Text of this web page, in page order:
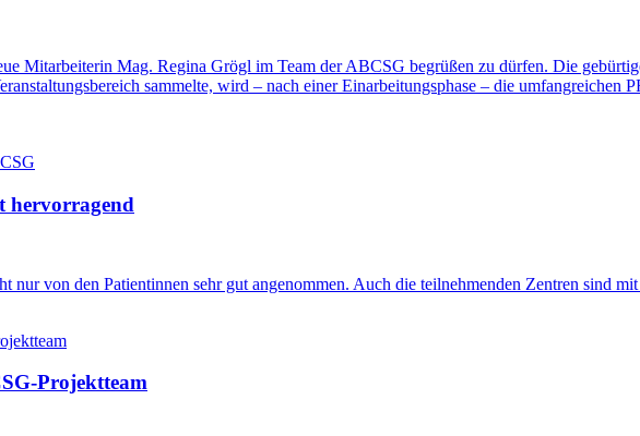
Mitarbeiterin Mag. Regina Grögl im Team der ABCSG begrüßen zu dürfen. Die
sammelte, wird – nach einer Einarbeitungsphase – die
hervorragend
von den Patientinnen sehr gut angenommen. Auch die teilnehmenden Zentren sind
Projektteam